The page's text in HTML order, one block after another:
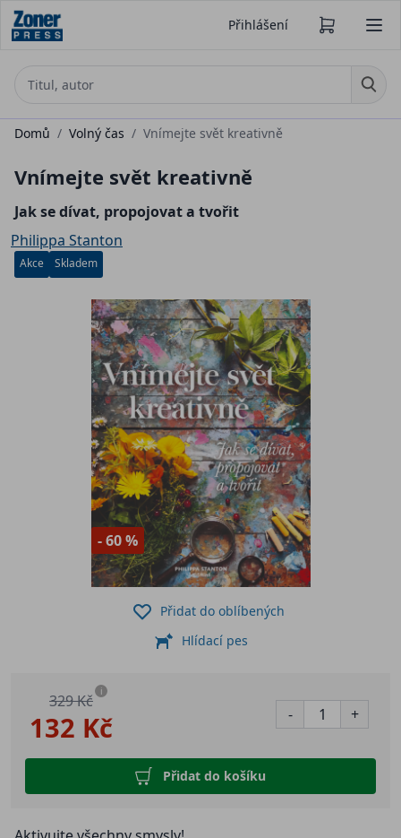
Přihlášení
Domů / Volný čas / Vnímejte svět kreativně
Vnímejte svět kreativně
Jak se dívat, propojovat a tvořit
Philippa Stanton
Akce Skladem
- 60 %
132 Kč
329 Kč i
- +
Přidat do košíku
Přidat do oblíbených
Hlídací pes